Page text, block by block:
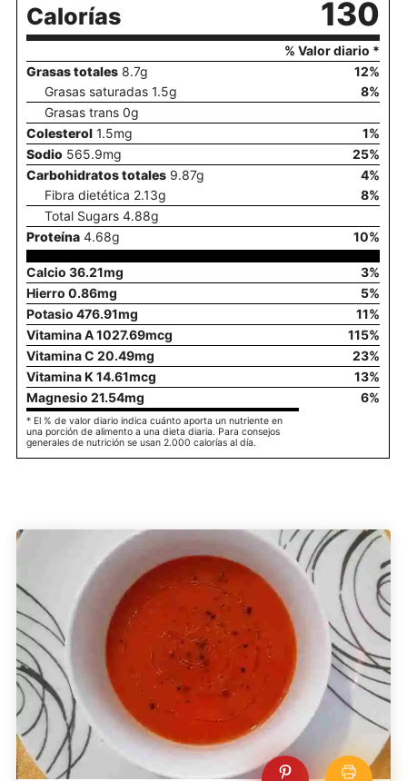
Calorías 130
% Valor diario *
Grasas totales 8.7g 12%
Grasas saturadas 1.5g 8%
Grasas trans 0g
Colesterol 1.5mg 1%
Sodio 565.9mg 25%
Carbohidratos totales 9.87g 4%
Fibra dietética 2.13g 8%
Total Sugars 4.88g
Proteína 4.68g 10%
Calcio 36.21mg 3%
Hierro 0.86mg 5%
Potasio 476.91mg 11%
Vitamina A1027.69mcg 115%
Vitamina C 20.49mg 23%
Vitamina K 14.61mcg 13%
Magnesio 21.54mg 6%
* El % de valor diario indica cuánto aporta un nutriente en
una porción de alimento a una dieta diaria. Para consejos
generales de nutrición se usan 2.000 calorías al día.